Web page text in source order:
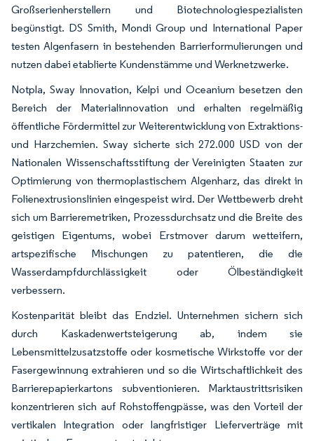
Großserienherstellern und Biotechnologiespezialisten
begünstigt. DS Smith, Mondi Group und International Paper
testen Algenfasern in bestehenden Barrierformulierungen und
nutzen dabei etablierte Kundenstämme und Werknetzwerke.
Notpla, Sway Innovation, Kelpi und Oceanium besetzen den
Bereich der Materialinnovation und erhalten regelmäßig
öffentliche Fördermittel zur Weiterentwicklung von Extraktions-
und Harzchemien. Sway sicherte sich 272.000 USD von der
Nationalen Wissenschaftsstiftung der Vereinigten Staaten zur
Optimierung von thermoplastischem Algenharz, das direkt in
Folienextrusionslinien eingespeist wird. Der Wettbewerb dreht
sich um Barrieremetriken, Prozessdurchsatz und die Breite des
geistigen Eigentums, wobei Erstmover darum wetteifern,
artspezifische Mischungen zu patentieren, die die
Wasserdampfdurchlässigkeit oder Ölbeständigkeit
verbessern.
Kostenparität bleibt das Endziel. Unternehmen sichern sich
durch Kaskadenwertsteigerung ab, indem sie
Lebensmittelzusatzstoffe oder kosmetische Wirkstoffe vor der
Fasergewinnung extrahieren und so die Wirtschaftlichkeit des
Barrierepapierkartons subventionieren. Marktaustrittsrisiken
konzentrieren sich auf Rohstoffengpässe, was den Vorteil der
vertikalen Integration oder langfristiger Lieferverträge mit